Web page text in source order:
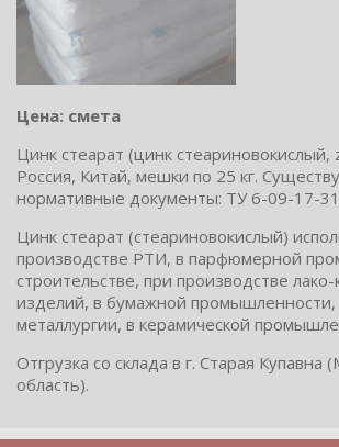
Цена: смета
Цинк стеарат (цинк стеариновокислый,
Россия, Китай, мешки по 25 кг.
нормативные документы: ТУ 6-09-17-
Цинк стеарат (стеариновокислый)
производстве РТИ, в парфюмерной
строительстве, при производстве
изделий, в бумажной
металлургии, в керамической
Отгрузка со склада в г. Старая Купавна
область).